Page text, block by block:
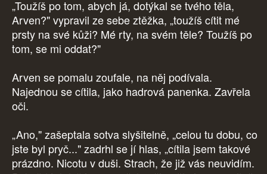
„Toužíš po tom, abych já, dotýkal se tvého těla,
Arven?" vypravil ze sebe ztěžka, „toužíš cítit mé
prsty na své kůži? Mé rty, na svém těle? Toužíš po
tom, se mi oddat?"
Arven se pomalu zoufale, na něj podívala.
Najednou se cítila, jako hadrová panenka. Zavřela
oči.
„Ano," zašeptala sotva slyšitelně, „celou tu dobu, co
jste byl pryč..." zadrhl se jí hlas, „cítila jsem takové
prázdno. Nicotu v duši. Strach, že již vás neuvidím.